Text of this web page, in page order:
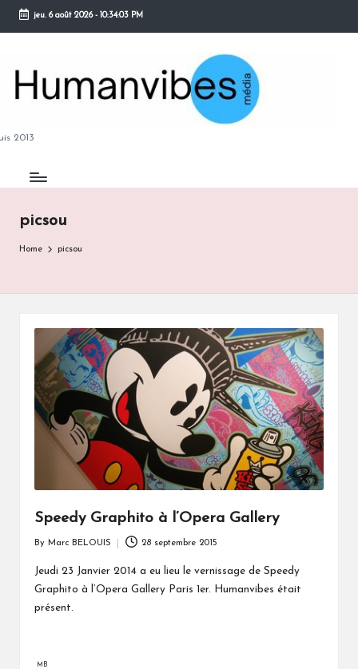
Skip
content
jeu. 6 août 2026- 10:34:03 PM
2013
picsou
Home picsou
Speedy Graphito à l’Opera Gallery
by
By Marc BELOUIS 28 septembre 2015
Jeudi 23 Janvier 2014 a eu lieu le vernissage de Speedy
Graphito à l’Opera Gallery Paris 1er. Humanvibes était
présent.
MB